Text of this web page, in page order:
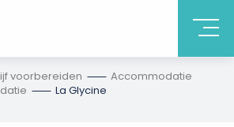
voorbereiden
Accommodatie
La Glycine